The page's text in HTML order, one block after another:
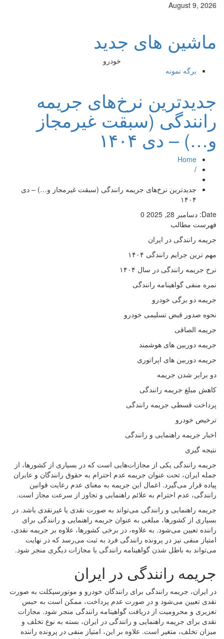
August 9, 2026
ماشین های جدید
خودرو
برگه نمونه
جدیدترین نرخ‌های جریمه
رانندگی (سبقت غیرمجاز
و…) – دی ۱۴۰۴
Home
/
جدیدترین نرخ‌های جریمه رانندگی (سبقت غیرمجاز و…) – دی
۱۴۰۴
Date: دسامبر 28, 2025
0
فهرست مطالب
جریمه رانندگی در ایران
مهم ترین جرایم رانندگی ۱۴۰۴
نرخ جریمه رانندگی در سال ۱۴۰۴
نمره منفی گواهینامه رانندگی
جریمه دو برگی خودرو
نحوه صدور قبض تسلیمی خودرو
جریمه الصاقی
جریمه دوربین‌ های هوشمند
جریمه دوربین‌ های اپراتوری
دو برابر شدن جریمه
کاهش مبلغ جریمه رانندگی
پرداخت قسطی جریمه رانندگی
ترخیص خودرو
اخبار جریمه راهنمایی و رانندگی
نتیجه گیری
جریمه رانندگی یکی از مجازات‌هایی است که در بسیاری از کشورها، از
جمله ایران، تحت عنوان جریمه عدم احترام به حقوق رانندگان و عابران
پیاده قرار می‌گیرد. اعمال این جریمه به معنای عدم رعایت قوانین
رانندگی، عدم احترام به علائم راهنمایی و تجاوز از سرعت مجاز است.
جریمه راهنمایی و رانندگی می‌تواند به صورت نقدی یا غیرنقدی باشد. در
بسیاری از کشورها، مبلغی به عنوان جریمه راهنمایی و رانندگی برای
راننده تعیین می‌شود. به علاوه، در برخی کشورها، علاوه بر جریمه نقدی،
امتیاز منفی نیز در پرونده رانندگی فرد به ثبت می‌رسد که در نهایت
می‌تواند به باطل شدن گواهینامه رانندگی یا مجازات دیگری منجر شود.
جریمه رانندگی در ایران
در ایران، جریمه رانندگی برای رانندگان خودرو و موتورسیکلت به صورت
نقدی تعیین می‌شود و در صورت عدم پرداخت، ممکن است به حبس
تعزیری و محرومیت از دریافت گواهینامه رانندگی منجر شود. مجازات
نقدی برای جریمه راهنمایی و رانندگی در ایران، بسته به نوع تخلف و
میزان تخلف، متغیر است. علاوه بر این، امتیاز منفی در پرونده راننده